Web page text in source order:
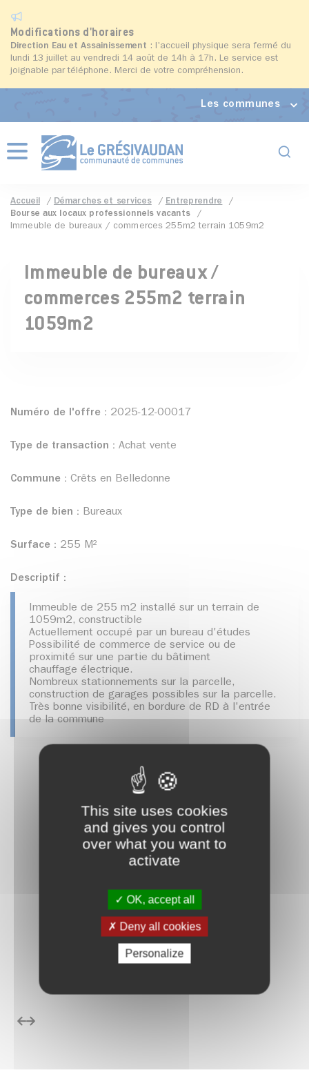
This site uses cookies
and gives you control
over what you want to
activate
OK, accept all
Deny all cookies
Personalize
Modifications d'horaires
Direction Eau et Assainissement : l'accueil physique sera fermé du
lundi 13 juillet au vendredi 14 août de 14h à 17h. Le service est
joignable par téléphone. Merci de votre compréhension.
Les communes
Menu
Accueil Démarches et services
Entreprendre
Bourse aux locaux professionnels vacants
Immeuble de bureaux / commerces 255m2 terrain 1059m2
Immeuble de bureaux /
commerces 255m2 terrain
1059m2
Numéro de l'offre : 2025-12-00017
Type de transaction : Achat vente
Commune : Crêts en Belledonne
Type de bien : Bureaux
Surface : 255 M²
Descriptif :
Immeuble de 255 m2 installé sur un terrain de
1059m2, constructible
Actuellement occupé par un bureau d'études
Possibilité de commerce de service ou de
proximité sur une partie du bâtiment
chauffage électrique.
Nombreux stationnements sur la parcelle,
construction de garages possibles sur la parcelle.
Très bonne visibilité, en bordure de RD à l'entrée
de la commune